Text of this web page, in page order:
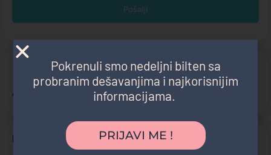
ADRESA:
Antifašističke borbe 23e
PRATITE NAS:
Pokrenuli smo nedeljni bilten sa
probranim dešavanjima i najkorisnijim
informacijama.
PRIJAVI ME !